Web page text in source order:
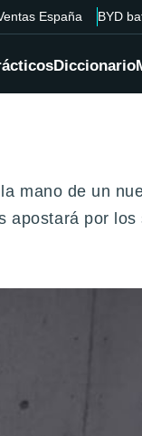
España BYD
Diccionario
mano de un
apostará por